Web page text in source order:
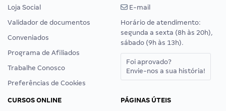
Loja Social
Validador de documentos
Conveniados
Programa de Afiliados
Trabalhe Conosco
Preferências de Cookies
E-mail
Horário de atendimento:
segunda a sexta (8h às 20h),
sábado (9h às 13h).
Foi aprovado?
Envie-nos a sua história!
CURSOS ONLINE
PÁGINAS ÚTEIS